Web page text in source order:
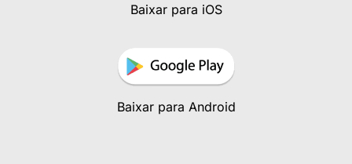
Baixar para iOS
Baixar para Android